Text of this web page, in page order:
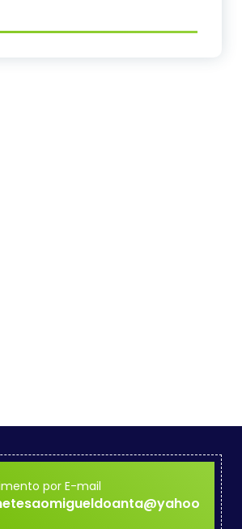
por E-mail